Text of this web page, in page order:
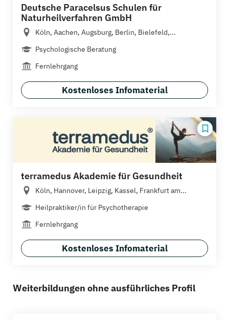
Deutsche Paracelsus Schulen für
Naturheilverfahren GmbH
Köln, Aachen, Augsburg, Berlin, Bielefeld,...
Psychologische Beratung
Fernlehrgang
Kostenloses Infomaterial
terramedus Akademie für Gesundheit
Köln, Hannover, Leipzig, Kassel, Frankfurt am...
Heilpraktiker/in für Psychotherapie
Fernlehrgang
Kostenloses Infomaterial
Weiterbildungen ohne ausführliches Profil